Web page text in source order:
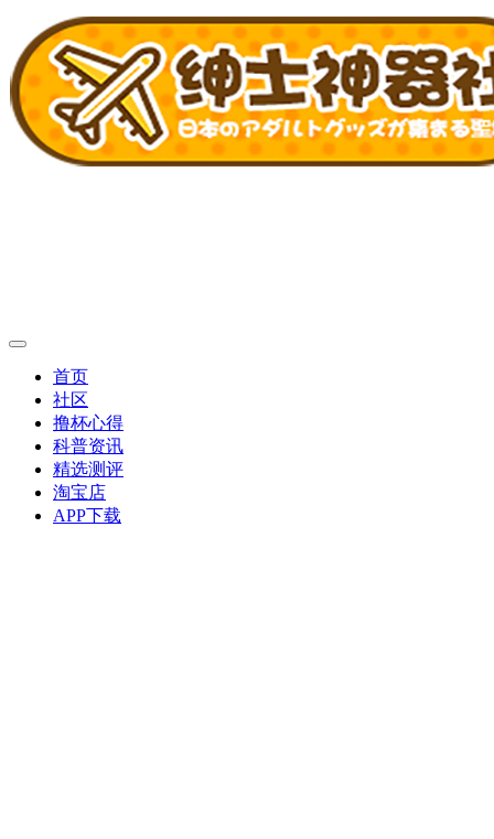
首页
社区
撸杯心得
科普资讯
精选测评
淘宝店
APP下载